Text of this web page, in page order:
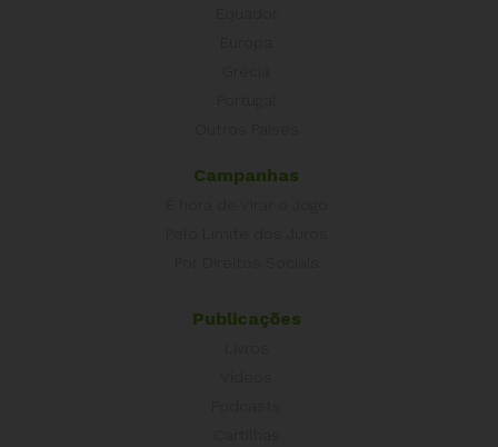
Campanhas
Publicações